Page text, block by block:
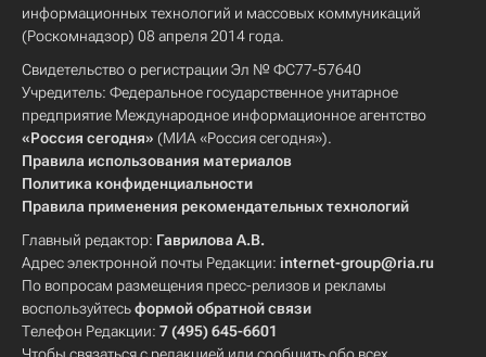
информационных технологий и массовых коммуникаций
(Роскомнадзор) 08 апреля 2014 года.
Свидетельство о регистрации Эл № ФС77-57640
Учредитель: Федеральное государственное унитарное
предприятие Международное информационное агентство
«Россия сегодня» (МИА «Россия сегодня»).
Правила использования материалов
Политика конфиденциальности
Правила применения рекомендательных технологий
Главный редактор: Гаврилова А.В.
Адрес электронной почты Редакции: internet-group@ria.ru
По вопросам размещения пресс-релизов и рекламы
воспользуйтесьформой обратной связи
Телефон Редакции: 7 (495) 645-6601